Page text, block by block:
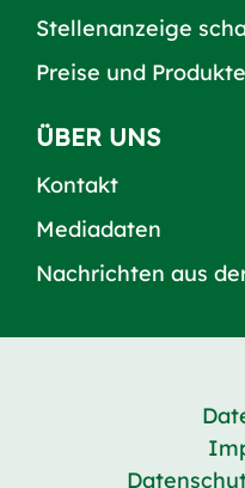
Stellenanzeige
Preise und Produkte
ÜBER UNS
Kontakt
Mediadaten
Nachrichten aus